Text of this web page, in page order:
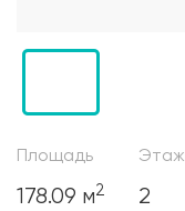
Площадь
178.09 м2 2